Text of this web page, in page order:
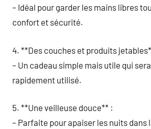
– Idéal pour garder les mains libres
confort et sécurité.
4. **Des couches et produits
– Un cadeau simple mais utile qui
rapidement utilisé.
5. **Une veilleuse douce** :
– Parfaite pour apaiser les nuits dans